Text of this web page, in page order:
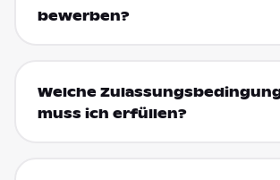
bewerben?
Welche
muss ich erfüllen?